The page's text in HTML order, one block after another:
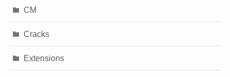
CM
Cracks
Extensions